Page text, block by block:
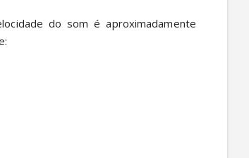
do som é aproximadamente